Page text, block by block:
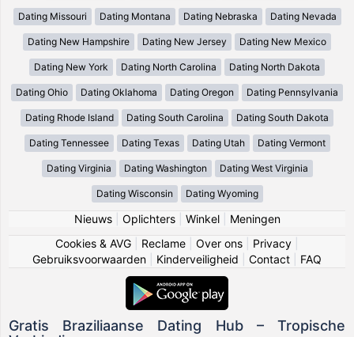
Dating Missouri Dating Montana Dating Nebraska Dating Nevada
Dating New Hampshire Dating New Jersey Dating New Mexico
Dating New York Dating North Carolina Dating North Dakota
Dating Ohio Dating Oklahoma Dating Oregon Dating Pennsylvania
Dating Rhode Island Dating South Carolina Dating South Dakota
Dating Tennessee Dating Texas Dating Utah Dating Vermont
Dating Virginia Dating Washington Dating West Virginia
Dating Wisconsin Dating Wyoming
Nieuws| Oplichters| Winkel| Meningen
Cookies & AVG
Reclame Over ons Privacy
Gebruiksvoorwaarden
Kinderveiligheid Contact FAQ
Gratis Braziliaanse Dating Hub – Tropische